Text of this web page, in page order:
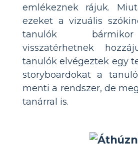
emlékeznek rájuk.
ezeket a vizuális
tanulók
visszatérhetnek
tanulók elvégeztek egy
storyboardokat a
menti a rendszer, de
tanárral is.